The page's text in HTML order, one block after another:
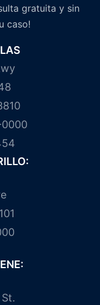
gratuita y sin
caso!